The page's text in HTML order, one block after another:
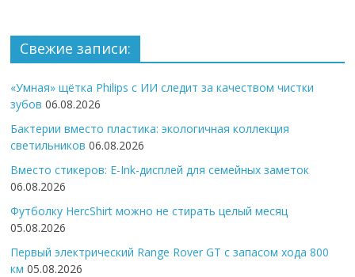
Свежие записи:
«Умная» щётка Philips с ИИ следит за качеством чистки
зубов 06.08.2026
Бактерии вместо пластика: экологичная коллекция
светильников 06.08.2026
Вместо стикеров: E-Ink-дисплей для семейных заметок
06.08.2026
Футболку HercShirt можно не стирать целый месяц
05.08.2026
Первый электрический Range Rover GT с запасом хода 800
км 05.08.2026